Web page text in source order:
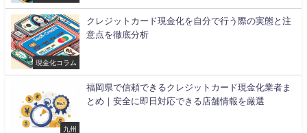
現金化コラム
クレジットカード現金化を自分で行う際の実態と注
意点を徹底分析
九州
福岡県で信頼できるクレジットカード現金化業者ま
とめ｜安全に即日対応できる店舗情報を厳選